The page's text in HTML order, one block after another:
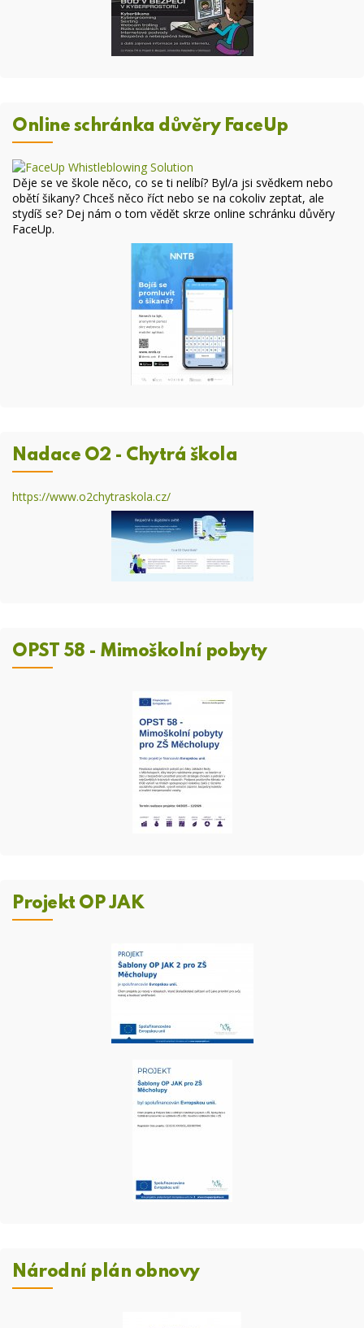
Online schránka důvěry FaceUp
Děje se ve škole něco, co se ti nelíbí? Byl/a jsi svědkem nebo
obětí šikany? Chceš něco říct nebo se na cokoliv zeptat, ale
stydíš se? Dej nám o tom vědět skrze online schránku důvěry
FaceUp.
Nadace O2 - Chytrá škola
https://www.o2chytraskola.cz/
OPST 58 - Mimoškolní pobyty
Projekt OP JAK
Národní plán obnovy